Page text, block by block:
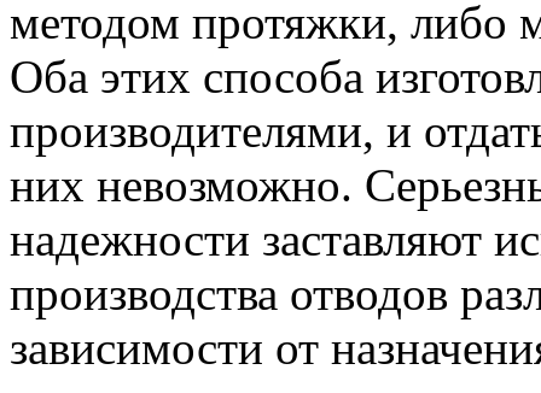
методом протяжки, либо
Оба этих способа
производителями, и
них невозможно.
надежности заставляют
производства отводов
зависимости от